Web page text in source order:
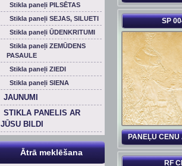
SP
PANEĻU
RF
Stikla paneļi PILSĒTAS
Stikla paneļi SEJAS, SILUETI
Stikla paneļi ŪDENKRITUMI
Stikla paneļi ZEMŪDENS
PASAULE
Stikla paneļi ZIEDI
Stikla paneļi SIENA
JAUNUMI
STIKLA PANELIS AR
JŪSU BILDI
Ātrā meklēšana